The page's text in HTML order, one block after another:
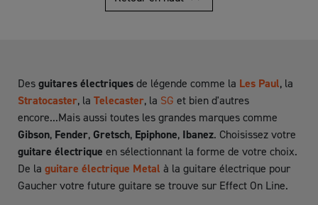
Desguitares électriquesde légende comme la Les Paul, la
Stratocaster, la Telecaster, la SG et bien d'autres
encore...Mais aussi toutes les grandes marques comme
Gibson, Fender,Gretsch, Epiphone, Ibanez. Choisissez votre
guitare électrique en sélectionnant la forme de votre choix.
De la guitare électrique Metal à la guitare électrique pour
Gaucher votre future guitare se trouve sur Effect On Line.